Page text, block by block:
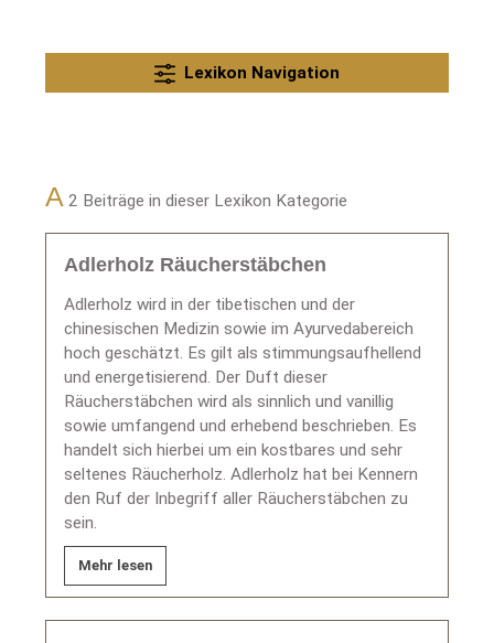
Lexikon Navigation
A 2 Beiträge in dieser Lexikon Kategorie
Adlerholz Räucherstäbchen
Adlerholz wird in der tibetischen und der
chinesischen Medizin sowie im Ayurvedabereich
hoch geschätzt. Es gilt als stimmungsaufhellend
und energetisierend. Der Duft dieser
Räucherstäbchen wird als sinnlich und vanillig
sowie umfangend und erhebend beschrieben. Es
handelt sich hierbei um ein kostbares und sehr
seltenes Räucherholz. Adlerholz hat bei Kennern
den Ruf der Inbegriff aller Räucherstäbchen zu
sein.
Mehr lesen